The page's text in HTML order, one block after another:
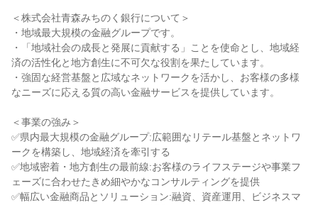
＜株式会社青森みちのく銀行について＞
・地域最大規模の金融グループです。
・「地域社会の成長と発展に貢献する」ことを使命とし、地域経
済の活性化と地方創生に不可欠な役割を果たしています。
・強固な経営基盤と広域なネットワークを活かし、お客様の多様
なニーズに応える質の高い金融サービスを提供しています。
＜事業の強み＞
✅県内最大規模の金融グループ:広範囲なリテール基盤とネットワ
ークを構築し、地域経済を牽引する
✅地域密着・地方創生の最前線:お客様のライフステージや事業フ
ェーズに合わせたきめ細やかなコンサルティングを提供
✅幅広い金融商品とソリューション:融資、資産運用、ビジネスマ